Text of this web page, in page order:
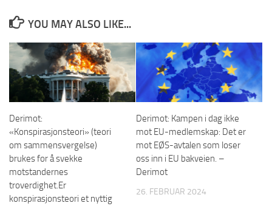
YOU MAY ALSO LIKE...
Derimot:
«Konspirasjonsteori» (teori
om sammensvergelse)
brukes for å svekke
motstandernes
troverdighet.Er
konspirasjonsteori et nyttig
Derimot: Kampen i dag ikke
mot EU-medlemskap: Det er
mot EØS-avtalen som loser
oss inn i EU bakveien. –
Derimot
26. FEBRUAR 2024